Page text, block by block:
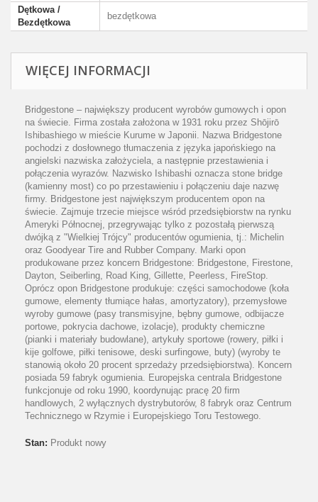
Dętkowa /
Bezdętkowa
bezdętkowa
WIĘCEJ INFORMACJI
Bridgestone – największy producent wyrobów gumowych i opon
na świecie. Firma została założona w 1931 roku przez Shōjirō
Ishibashiego w mieście Kurume w Japonii. Nazwa Bridgestone
pochodzi z dosłownego tłumaczenia z języka japońskiego na
angielski nazwiska założyciela, a następnie przestawienia i
połączenia wyrazów. Nazwisko Ishibashi oznacza stone bridge
(kamienny most) co po przestawieniu i połączeniu daje nazwę
firmy. Bridgestone jest największym producentem opon na
świecie. Zajmuje trzecie miejsce wśród przedsiębiorstw na rynku
Ameryki Północnej, przegrywając tylko z pozostałą pierwszą
dwójką z "Wielkiej Trójcy" producentów ogumienia, tj.: Michelin
oraz Goodyear Tire and Rubber Company. Marki opon
produkowane przez koncern Bridgestone: Bridgestone, Firestone,
Dayton, Seiberling, Road King, Gillette, Peerless, FireStop.
Oprócz opon Bridgestone produkuje: części samochodowe (koła
gumowe, elementy tłumiące hałas, amortyzatory), przemysłowe
wyroby gumowe (pasy transmisyjne, bębny gumowe, odbijacze
portowe, pokrycia dachowe, izolacje), produkty chemiczne
(pianki i materiały budowlane), artykuły sportowe (rowery, piłki i
kije golfowe, piłki tenisowe, deski surfingowe, buty) (wyroby te
stanowią około 20 procent sprzedaży przedsiębiorstwa). Koncern
posiada 59 fabryk ogumienia. Europejska centrala Bridgestone
funkcjonuje od roku 1990, koordynując pracę 20 firm
handlowych, 2 wyłącznych dystrybutorów, 8 fabryk oraz Centrum
Technicznego w Rzymie i Europejskiego Toru Testowego.
Stan: Produkt nowy